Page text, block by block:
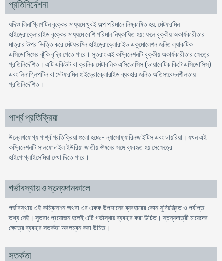
প্রতিনির্দেশনা
যদিও লিনাগ্লিপটিন বৃক্কের মাধ্যমে খুবই অল্প পরিমানে নিষ্কাষিত হয়, মেটফরমিন
হাইড্রোক্লোরাইড বৃক্কের মাধ্যমে বেশি পরিমান নিষ্কাষিত হয়; ফলে বৃক্কীয় অকার্যকারীতার
মাত্রার উপর ভিত্তি করে মেটফরমিন হাইড্রোক্লোরাইড একুমোলেশন জনিত ল্যাকটিক
এসিডোসিসের ঝুঁকি বৃদ্ধি পেতে পারে। সুতরাং এই কম্বিনেশনটি বৃক্কীয় অকার্যকারীতার ক্ষেত্রে
প্রতিনির্দেশিত। এটি একিউট বা ক্রনিক মেটাবলিক এসিডোসিস (ডায়াবেটিক কিটোএসিডোসিস)
এবং লিনাগ্লিপটিন বা মেটফরমিন হাইড্রোক্লোরাইড ব্যবহার জনিত অতিসংবেদনশীলতায়
প্রতিনির্দেশিত।
পার্শ্ব প্রতিক্রিয়া
উল্লেখযোগ্য পার্শ্ব প্রতিক্রিয়া গুলো হচ্ছে- ন্যাসোফ্যারিনজাইটিস এবং ডায়রিয়া। যখন এই
কম্বিনেশনটি সালফোনাইল ইউরিয়া জাতীয় ঔষধের সঙ্গে ব্যবহৃত হয় সেক্ষেত্রে
হাইপোগ্লাইসেমিয়া দেখা দিতে পারে।
গর্ভাবস্থায় ও স্তন্যদানকালে
গর্ভাবস্থায় এই কম্বিনেশন অথবা এর একক উপাদানের ব্যবহারের কোন সুনিয়ন্ত্রিত ও পর্যাপ্ত
তথ্য নেই। সুতরাং প্রয়োজন হলেই এটি গর্ভাস্থায় ব্যবহার করা উচিত। স্তন্যদাত্রী মায়েদের
ক্ষেত্রে ব্যবহার সতর্কতা অবলম্বন করা উচিত।
সতর্কতা